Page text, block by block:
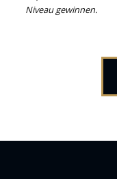
Niveau gewinnen.